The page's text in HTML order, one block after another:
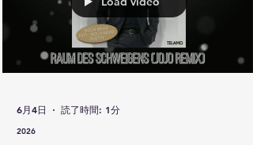
Load video
6月4日